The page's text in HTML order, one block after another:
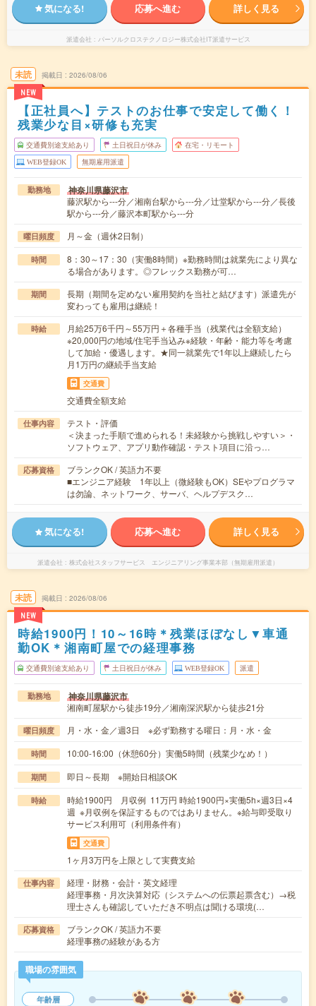
気になる! 応募へ進む 詳しく見る
派遣会社 パーソルクロステクノロジー株式会社IT派遣サービス
未読
NEW
掲載日 2026/08/06
【正社員へ】テストのお仕事で安定して働く！
残業少な目×研修も充実
交通費別途支給あり 土日祝日が休み 在宅・リモート
WEB登録OK 無期雇用派遣
勤務地 神奈川県藤沢市
藤沢駅から---分／湘南台駅から---分／辻堂駅から---分／長後
駅から---分／藤沢本町駅から---分
曜日頻度 月～金（週休2日制）
時間
8：30～17：30（実働8時間）※勤務時間は就業先により異な
る場合があります。◎フレックス勤務が可…
期間
長期（期間を定めない雇用契約を当社と結びます）派遣先が
変わっても雇用は継続！
時給
月給25万6千円～55万円＋各種手当（残業代は全額支給）
※20,000円の地域/住宅手当込み※経験・年齢・能力等を考慮
して加給・優遇します。★同一就業先で1年以上継続したら
月1万円の継続手当支給
交通費
交通費全額支給
仕事内容
テスト・評価
＜決まった手順で進められる！未経験から挑戦しやすい＞・
ソフトウェア、アプリ動作確認・テスト項目に沿っ…
応募資格
ブランクOK / 英語力不要
■エンジニア経験 1年以上（微経験もOK）SEやプログラマ
は勿論、ネットワーク、サーバ、ヘルプデスク…
気になる! 応募へ進む 詳しく見る
派遣会社 株式会社スタッフサービス エンジニアリング事業本部（無期雇用派遣）
未読
NEW
掲載日 2026/08/06
時給1900円！10～16時＊残業ほぼなし▼車通
勤OK＊湘南町屋での経理事務
交通費別途支給あり 土日祝日が休み WEB登録OK 派遣
勤務地 神奈川県藤沢市
湘南町屋駅から徒歩19分／湘南深沢駅から徒歩21分
曜日頻度 月・水・金／週3日 ※必ず勤務する曜日：月・水・金
時間 10:00-16:00（休憩60分）実働5時間（残業少なめ！）
期間 即日～長期 ※開始日相談OK
時給
時給1900円 月収例 11万円 時給1900円×実働5h×週3日×4
週 ※月収例を保証するものではありません。※給与即受取り
サービス利用可（利用条件有）
交通費
1ヶ月3万円を上限として実費支給
仕事内容
経理・財務・会計・英文経理
経理事務・月次決算対応（システムへの伝票起票含む）→税
理士さんも確認していただき不明点は聞ける環境(…
応募資格
ブランクOK / 英語力不要
経理事務の経験がある方
職場の雰囲気
年齢層